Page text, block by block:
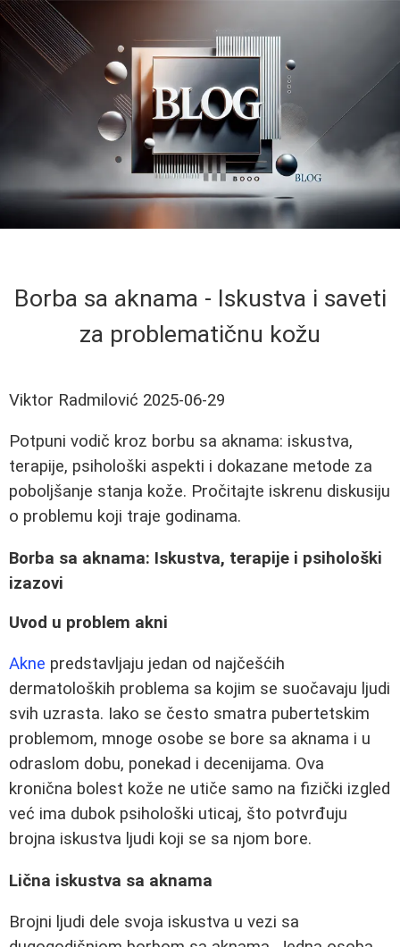
Borba sa aknama - Iskustva i saveti
za problematičnu kožu
Viktor Radmilović 2025-06-29
Potpuni vodič kroz borbu sa aknama: iskustva,
terapije, psihološki aspekti i dokazane metode za
poboljšanje stanja kože. Pročitajte iskrenu diskusiju
o problemu koji traje godinama.
Borba sa aknama: Iskustva, terapije i psihološki
izazovi
Uvod u problem akni
Akne predstavljaju jedan od najčešćih
dermatoloških problema sa kojim se suočavaju ljudi
svih uzrasta. Iako se često smatra pubertetskim
problemom, mnoge osobe se bore sa aknama i u
odraslom dobu, ponekad i decenijama. Ova
kronična bolest kože ne utiče samo na fizički izgled
već ima dubok psihološki uticaj, što potvrđuju
brojna iskustva ljudi koji se sa njom bore.
Lična iskustva sa aknama
Brojni ljudi dele svoja iskustva u vezi sa